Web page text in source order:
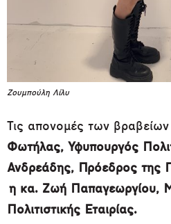
Ζουμπούλη Λίλυ
Τις απονομές των
Φωτήλας, Υφυπουργός
Ανδρεάδης, Πρόεδρος της
η κα. Ζωή Παπαγεωργίου,
Πολιτιστικής Εταιρίας.